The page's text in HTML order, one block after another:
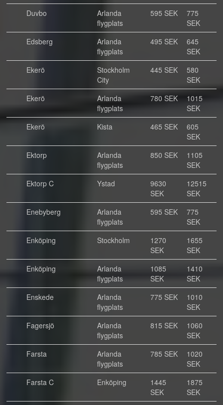
Duvbo
Arlanda
flygplats
595 SEK
775
SEK
Edsberg
Arlanda
flygplats
495 SEK
645
SEK
Ekerö
Stockholm
City
445 SEK
580
SEK
Ekerö
Arlanda
flygplats
780 SEK
1015
SEK
Ekerö
Kista 465 SEK
605
SEK
Ektorp
Arlanda
flygplats
850 SEK
1105
SEK
Ektorp C
Ystad
9630
SEK
12515
SEK
Enebyberg
Arlanda
flygplats
595 SEK
775
SEK
Enköping
Stockholm
1270
SEK
1655
SEK
Enköping
Arlanda
flygplats
1085
SEK
1410
SEK
Enskede
Arlanda
flygplats
775 SEK
1010
SEK
Fagersjö
Arlanda
flygplats
815 SEK
1060
SEK
Farsta
Arlanda
flygplats
785 SEK
1020
SEK
Farsta C
Enköping
1445
SEK
1875
SEK